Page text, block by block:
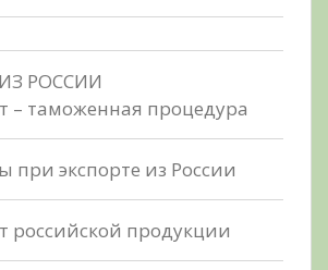
РОССИИ
– таможенная процедура
при экспорте из России
российской продукции